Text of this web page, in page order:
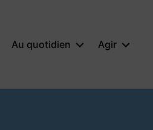
Au quotidien Agir